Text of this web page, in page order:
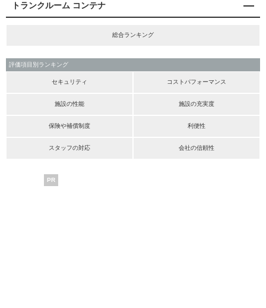
トランクルーム コンテナ
総合ランキング
評価項目別ランキング
セキュリティ コストパフォーマンス
施設の性能 施設の充実度
保険や補償制度 利便性
スタッフの対応 会社の信頼性
PR